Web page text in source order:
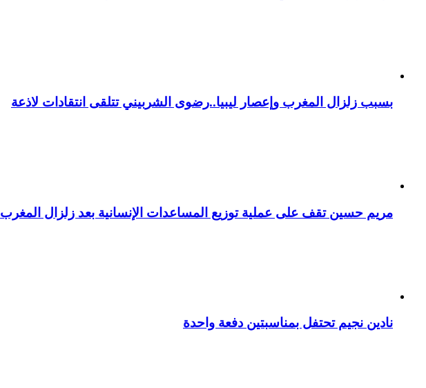
بسبب زلزال المغرب وإعصار ليبيا..رضوى الشربيني تتلقى انتقادات لاذعة
مريم حسين تقف على عملية توزيع المساعدات الإنسانية بعد زلزال المغرب
نادين نجيم تحتفل بمناسبتين دفعة واحدة